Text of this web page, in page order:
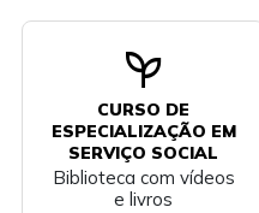
psychiatry
CURSO DE
ESPECIALIZAÇÃO EM
SERVIÇO SOCIAL
Biblioteca com vídeos
e livros